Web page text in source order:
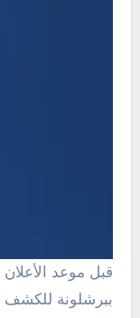
قبل موعد الأعلان المنتظر والمقرر يوم 21 فبراير